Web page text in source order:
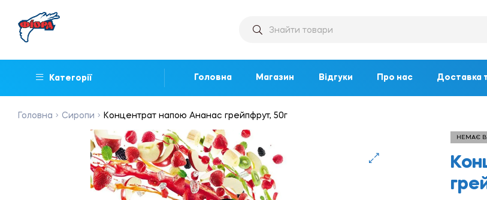
Категорії Головна Магазин Відгуки Про нас Доставка
Головна Сиропи Концентрат напою Ананас грейпфрут, 50г
НЕМАЄ В